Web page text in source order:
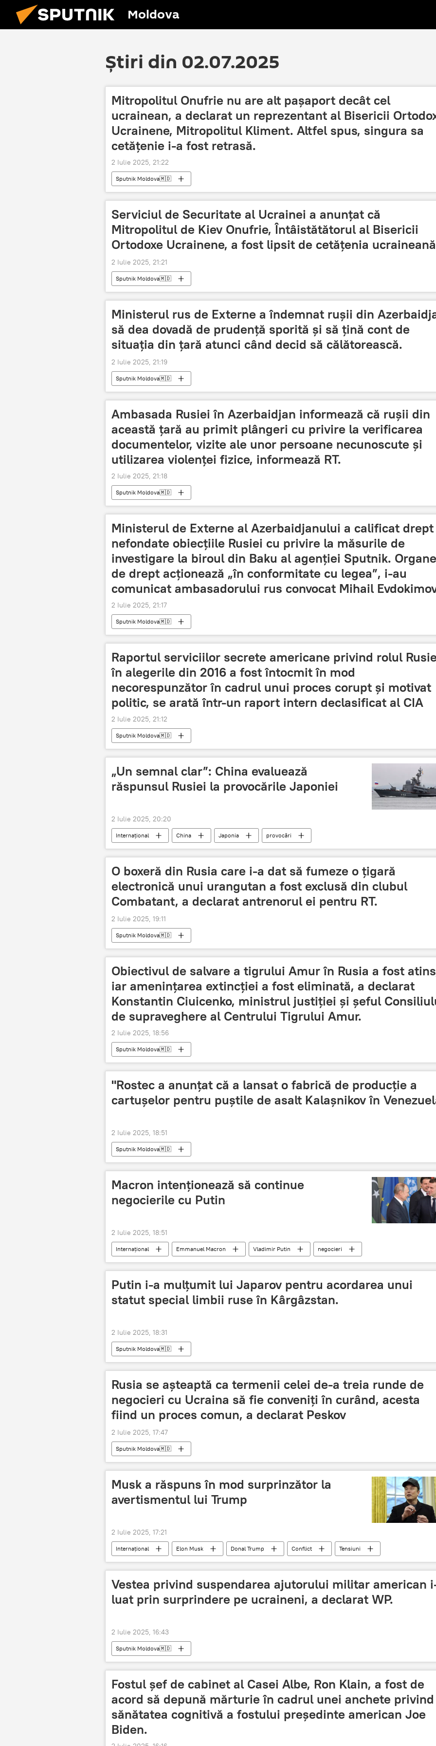
Moldova
Știri din 02.07.2025
Mitropolitul Onufrie nu are alt pașaport decât cel
ucrainean, a declarat un reprezentant al Bisericii
Ucrainene, Mitropolitul Kliment. Altfel spus, singura sa
cetățenie i-a fost retrasă.
2 Iulie 2025, 21:22
Sputnik Moldova🇲🇩
Serviciul de Securitate al Ucrainei a anunțat că
Mitropolitul de Kiev Onufrie, Întâistătătorul al Bisericii
Ortodoxe Ucrainene, a fost lipsit de cetățenia
2 Iulie 2025, 21:21
Sputnik Moldova🇲🇩
Ministerul rus de Externe a îndemnat rușii din
să dea dovadă de prudență sporită și să țină cont de
situația din țară atunci când decid să călătorească.
2 Iulie 2025, 21:19
Sputnik Moldova🇲🇩
Ambasada Rusiei în Azerbaidjan informează că rușii din
această țară au primit plângeri cu privire la verificarea
documentelor, vizite ale unor persoane necunoscute și
utilizarea violenței fizice, informează RT.
2 Iulie 2025, 21:18
Sputnik Moldova🇲🇩
Ministerul de Externe al Azerbaidjanului a calificat drept
nefondate obiecțiile Rusiei cu privire la măsurile de
investigare la biroul din Baku al agenției Sputnik.
de drept acționează „în conformitate cu legea”, i-au
comunicat ambasadorului rus convocat Mihail
2 Iulie 2025, 21:17
Sputnik Moldova🇲🇩
Raportul serviciilor secrete americane privind rolul
în alegerile din 2016 a fost întocmit în mod
necorespunzător în cadrul unui proces corupt și motivat
politic, se arată într-un raport intern declasificat al CIA
2 Iulie 2025, 21:12
Sputnik Moldova🇲🇩
„Un semnal clar”: China evaluează
răspunsul Rusiei la provocările Japoniei
2 Iulie 2025, 20:20
Internațional China Japonia provocări
O boxeră din Rusia care i-a dat să fumeze o țigară
electronică unui urangutan a fost exclusă din clubul
Combatant, a declarat antrenorul ei pentru RT.
2 Iulie 2025, 19:11
Sputnik Moldova🇲🇩
Obiectivul de salvare a tigrului Amur în Rusia a fost
iar amenințarea extincției a fost eliminată, a declarat
Konstantin Ciuicenko, ministrul justiției și șeful
de supraveghere al Centrului Tigrului Amur.
2 Iulie 2025, 18:56
Sputnik Moldova🇲🇩
"Rostec a anunțat că a lansat o fabrică de producție a
cartușelor pentru puștile de asalt Kalașnikov în
2 Iulie 2025, 18:51
Sputnik Moldova🇲🇩
Macron intenționează să continue
negocierile cu Putin
2 Iulie 2025, 18:51
Internațional Emmanuel Macron Vladimir Putin negocieri
Putin i-a mulțumit lui Japarov pentru acordarea unui
statut special limbii ruse în Kârgâzstan.
2 Iulie 2025, 18:31
Sputnik Moldova🇲🇩
Rusia se așteaptă ca termenii celei de-a treia runde de
negocieri cu Ucraina să fie conveniți în curând, acesta
fiind un proces comun, a declarat Peskov
2 Iulie 2025, 17:47
Sputnik Moldova🇲🇩
Musk a răspuns în mod surprinzător la
avertismentul lui Trump
2 Iulie 2025, 17:21
Internațional Elon Musk Donal Trump Conflict Tensiuni
Vestea privind suspendarea ajutorului militar american
luat prin surprindere pe ucraineni, a declarat WP.
2 Iulie 2025, 16:43
Sputnik Moldova🇲🇩
Fostul șef de cabinet al Casei Albe, Ron Klain, a fost de
acord să depună mărturie în cadrul unei anchete privind
sănătatea cognitivă a fostului președinte american Joe
Biden.